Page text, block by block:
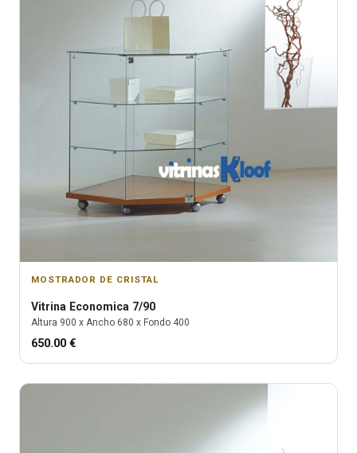
MOSTRADOR DE CRISTAL
Vitrina Economica 7/90
Altura 900 x Ancho 680 x Fondo 400
650.00 €